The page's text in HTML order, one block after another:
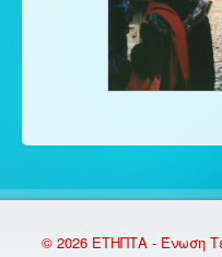
© 2026 ΕΤΗΠΤΑ - Ένωση